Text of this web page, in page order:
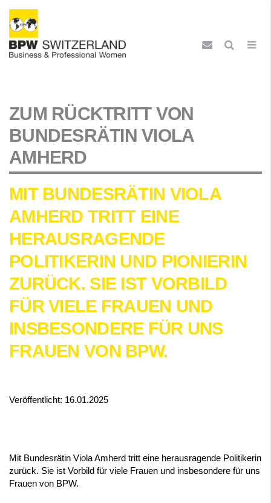
ZUM RÜCKTRITT VON
BUNDESRÄTIN VIOLA
AMHERD
MIT BUNDESRÄTIN VIOLA
AMHERD TRITT EINE
HERAUSRAGENDE
POLITIKERIN UND PIONIERIN
ZURÜCK. SIE IST VORBILD
FÜR VIELE FRAUEN UND
INSBESONDERE FÜR UNS
FRAUEN VON BPW.
Veröffentlicht: 16.01.2025
Mit Bundesrätin Viola Amherd tritt eine herausragende Politikerin
zurück. Sie ist Vorbild für viele Frauen und insbesondere für uns
Frauen von BPW.